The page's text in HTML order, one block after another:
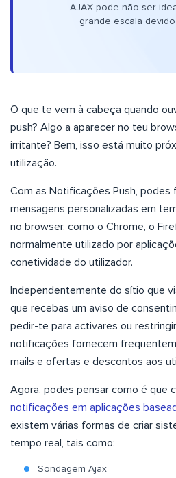
AJAX pode não ser
grande escala
O que te vem à cabeça quando
push? Algo a aparecer no teu
irritante? Bem, isso está muito
utilização.
Com as Notificações Push, podes
mensagens personalizadas em
no browser, como o Chrome, o
normalmente utilizado por
conetividade do utilizador.
Independentemente do sítio que
que recebas um aviso de
pedir-te para activares ou
notificações fornecem
mails e ofertas e descontos aos
Agora, podes pensar como é que
notificações em aplicações
existem várias formas de criar
tempo real, tais como:
Sondagem Ajax